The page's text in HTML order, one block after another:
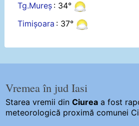
Tg.Mureș : 34°
Timișoara : 37°
Vremea în jud Iasi
Starea vremii dinCiurea a fost
meteorologică proximă comunei